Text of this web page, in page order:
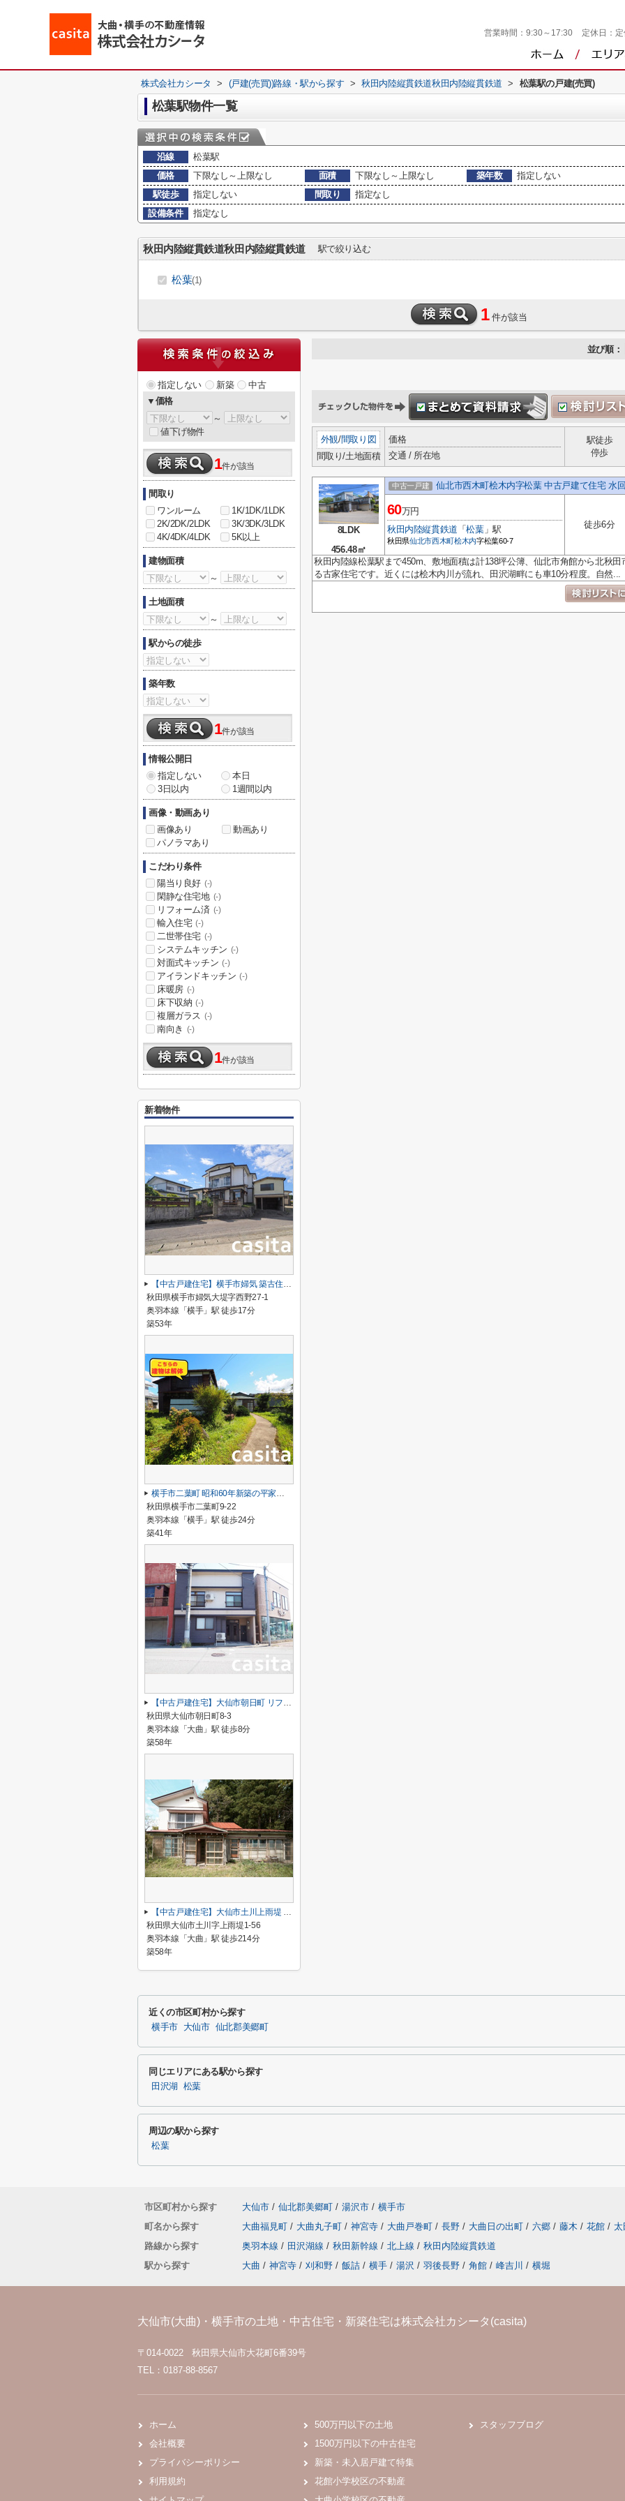
営業時間： 9:30～17:30 定休日：
株式会社カシータ > (戸建(売買))路線・駅から探す > 秋田内陸縦貫鉄道秋田内陸縦貫鉄道 > 松葉駅の戸建(売買)
松葉駅物件一覧
沿線
松葉駅
価格
下限なし～上限なし 面積 下限なし～上限なし 築年数
指定しない
駅徒歩
指定しない 間取り
指定なし
設備条件
指定なし
秋田内陸縦貫鉄道秋田内陸縦貫鉄道 駅で絞り込む
松葉(1)
1 件が該当
並び順：
外観/間取り図
間取り/土地面積
価格
交通 / 所在地
駅徒歩
停歩
8LDK
456.48㎡
中古一戸建 仙北市西木町桧木内字松葉 中古戸建て住宅 水
60万円
秋田内陸縦貫鉄道 「松葉」駅
秋田県仙北市西木町桧木内字松葉60-7
徒歩6分
秋田内陸線松葉駅まで450m、敷地面積は計138坪公簿、仙北市角館から北秋
る古家住宅です。近くには桧木内川が流れ、田沢湖畔にも車10分程度。自然...
指定しない 新築
中古
▼価格
～
値下げ物件
1件が該当
間取り
ワンルーム
1K/1DK/1LDK
2K/2DK/2LDK
3K/3DK/3LDK
4K/4DK/4LDK
5K以上
建物面積
～
土地面積
～
駅からの徒歩
築年数
1件が該当
情報公開日
指定しない
本日
3日以内
1週間以内
画像・動画あり
画像あり
動画あり
パノラマあり
こだわり条件
陽当り良好 (-)
閑静な住宅地 (-)
リフォーム済 (-)
輸入住宅 (-)
二世帯住宅 (-)
システムキッチン (-)
対面式キッチン (-)
アイランドキッチン (-)
床暖房 (-)
床下収納 (-)
複層ガラス (-)
南向き (-)
1件が該当
新着物件
【中古戸建住宅】横手市婦気 築古住宅 こちらの物件＋DIY・リフォームはいかがでしょうか 横手南小学校区の5LDK車庫、駐車スペース、庭スペース
秋田県横手市婦気大堤字西野27-1
奥羽本線「横手」駅 徒歩17分
築53年
横手市二葉町 昭和60年新築の平家戸建て住宅 敷地面積は余裕の287坪
秋田県横手市二葉町9-22
奥羽本線「横手」駅 徒歩24分
築41年
【中古戸建住宅】大仙市朝日町 リフォーム歴あり 5LDK
秋田県大仙市朝日町8-3
奥羽本線「大曲」駅 徒歩8分
築58年
【中古戸建住宅】大仙市土川上雨堤 敷地面積239.65坪(公簿) 現状渡しの中古戸建住宅
秋田県大仙市土川字上雨堤1-56
奥羽本線「大曲」駅 徒歩214分
築58年
近くの市区町村から探す
横手市 大仙市 仙北郡美郷町
同じエリアにある駅から探す
田沢湖 松葉
周辺の駅から探す
松葉
市区町村から探す 大仙市 / 仙北郡美郷町 / 湯沢市 / 横手市
町名から探す
大曲福見町 / 大曲丸子町 / 神宮寺 / 大曲戸巻町 / 長野 / 大曲日の出町 / 六郷 / 藤木 / 花館 / 太
路線から探す
奥羽本線 / 田沢湖線 / 秋田新幹線 / 北上線 / 秋田内陸縦貫鉄道
駅から探す
大曲 / 神宮寺 / 刈和野 / 飯詰 / 横手 / 湯沢 / 羽後長野 / 角館 / 峰吉川 / 横堀
大仙市(大曲)・横手市の土地・中古住宅・新築住宅は株式会社カシータ(casita)
〒014-0022 秋田県大仙市大花町6番39号
TEL：0187-88-8567
ホーム
会社概要
プライバシーポリシー
利用規約
500万円以下の土地
1500万円以下の中古住宅
新築・未入居戸建て特集
花館小学校区の不動産
スタッフブログ